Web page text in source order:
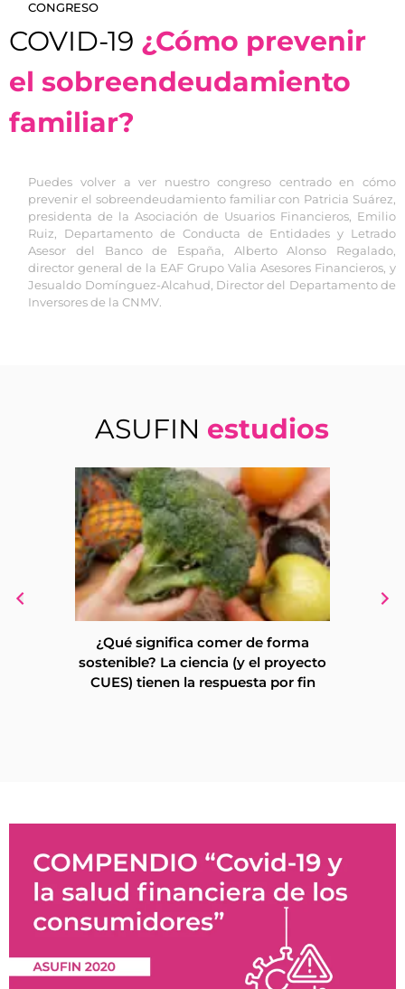
CONGRESO
COVID-19 ¿Cómo prevenir
el sobreendeudamiento
familiar?
Puedes volver a ver nuestro congreso centrado en cómo
prevenir el sobreendeudamiento familiar con Patricia Suárez,
presidenta de la Asociación de Usuarios Financieros, Emilio
Ruiz, Departamento de Conducta de Entidades y Letrado
Asesor del Banco de España, Alberto Alonso Regalado,
director general de la EAF Grupo Valia Asesores Financieros, y
Jesualdo Domínguez-Alcahud, Director del Departamento de
Inversores de la CNMV.
ASUFIN estudios
¿Qué significa comer de forma
sostenible? La ciencia (y el proyecto
CUES) tienen la respuesta por fin